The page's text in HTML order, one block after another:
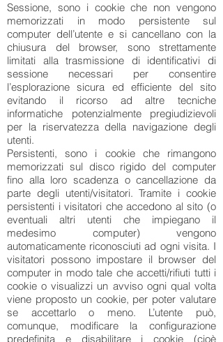
Sessione, sono i cookie che non vengono
memorizzati in modo persistente sul
computer dell’utente e si cancellano con la
chiusura del browser, sono strettamente
limitati alla trasmissione di identificativi di
sessione necessari per consentire
l’esplorazione sicura ed efficiente del sito
evitando il ricorso ad altre tecniche
informatiche potenzialmente pregiudizievoli
per la riservatezza della navigazione degli
utenti.
Persistenti, sono i cookie che rimangono
memorizzati sul disco rigido del computer
fino alla loro scadenza o cancellazione da
parte degli utenti/visitatori. Tramite i cookie
persistenti i visitatori che accedono al sito (o
eventuali altri utenti che impiegano il
medesimo computer) vengono
automaticamente riconosciuti ad ogni visita. I
visitatori possono impostare il browser del
computer in modo tale che accetti/rifiuti tutti i
cookie o visualizzi un avviso ogni qual volta
viene proposto un cookie, per poter valutare
se accettarlo o meno. L’utente può,
comunque, modificare la configurazione
predefinita e disabilitare i cookie (cioè